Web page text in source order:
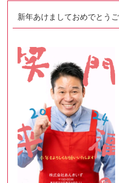
新年あけましておめでとうご